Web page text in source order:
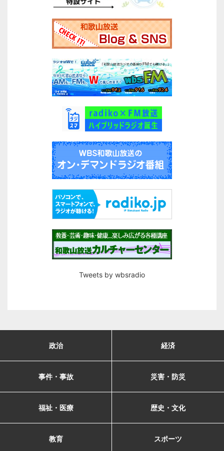
Tweets by wbsradio
政治 経済
事件・事故 災害・防災
福祉・医療 歴史・文化
教育 スポーツ